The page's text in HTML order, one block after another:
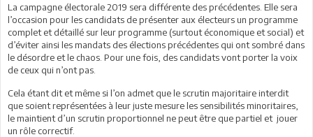
La campagne électorale 2019 sera différente des précédentes. Elle sera
l’occasion pour les candidats de présenter aux électeurs un programme
complet et détaillé sur leur programme (surtout économique et social) et
d’éviter ainsi les mandats des élections précédentes qui ont sombré dans
le désordre et le chaos. Pour une fois, des candidats vont porter la voix
de ceux qui n’ont pas.
Cela étant dit et même si l’on admet que le scrutin majoritaire interdit
que soient représentées à leur juste mesure les sensibilités minoritaires,
le maintient d’un scrutin proportionnel ne peut être que partiel et jouer
un rôle correctif.